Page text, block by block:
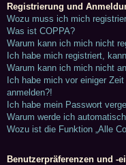
Registrierung und
Wozu muss ich mich
Was ist COPPA?
Warum kann ich mich nicht
Ich habe mich registriert,
Warum kann ich mich nicht
Ich habe mich vor einiger
anmelden?!
Ich habe mein Passwort
Warum werde ich
Wozu ist die Funktion „Alle
Benutzerpräferenzen und -